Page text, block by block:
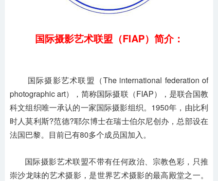
国际摄影艺术联盟（FIAP）简介：
国际摄影艺术联盟（The international federation of
photographic art），简称国际摄联（FIAP），是联合国教
科文组织唯一承认的一家国际摄影组织。1950年，由比利
时人莫利斯?范德?耶尔博士在瑞士伯尔尼创办，总部设在
法国巴黎。目前已有80多个成员国加入。
国际摄影艺术联盟不带有任何政治、宗教色彩，只推
崇沙龙味的艺术摄影，是世界艺术摄影的最高殿堂之一。